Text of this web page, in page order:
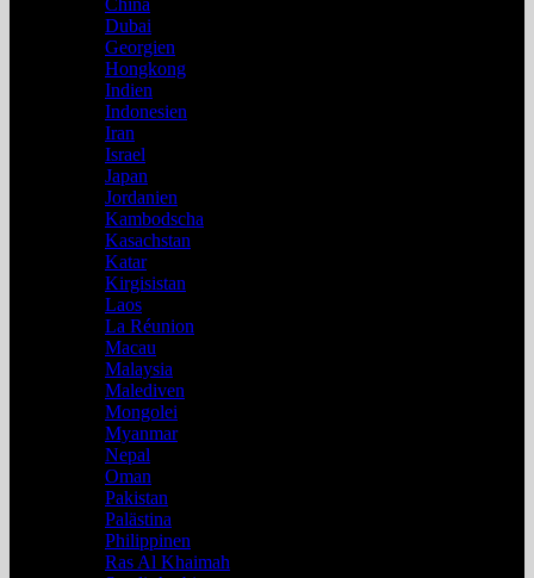
China
Dubai
Georgien
Hongkong
Indien
Indonesien
Iran
Israel
Japan
Jordanien
Kambodscha
Kasachstan
Katar
Kirgisistan
Laos
La Réunion
Macau
Malaysia
Malediven
Mongolei
Myanmar
Nepal
Oman
Pakistan
Palästina
Philippinen
Ras Al Khaimah